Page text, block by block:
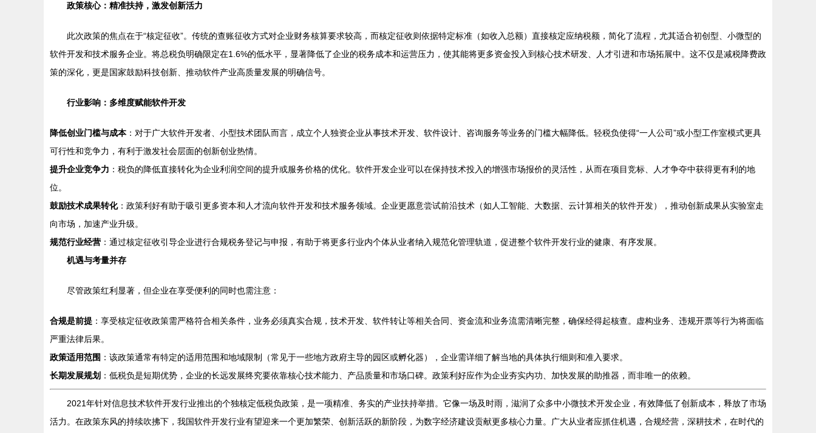
政策核心：精准扶持，激发创新活力
此次政策的焦点在于“核定征收”。传统的查账征收方式对企业财务核算要求较高，而核定征收则依据特定标准（如收入总额）直接核定应纳税额，简化了流程，尤其适合初创型、小微型的
软件开发和技术服务企业。将总税负明确限定在1.6%的低水平，显著降低了企业的税务成本和运营压力，使其能将更多资金投入到核心技术研发、人才引进和市场拓展中。这不仅是减税降费政
策的深化，更是国家鼓励科技创新、推动软件产业高质量发展的明确信号。
行业影响：多维度赋能软件开发
降低创业门槛与成本：对于广大软件开发者、小型技术团队而言，成立个人独资企业从事技术开发、软件设计、咨询服务等业务的门槛大幅降低。轻税负使得“一人公司”或小型工作室模式更具
可行性和竞争力，有利于激发社会层面的创新创业热情。
提升企业竞争力 ：税负的降低直接转化为企业利润空间的提升或服务价格的优化。软件开发企业可以在保持技术投入的增强市场报价的灵活性，从而在项目竞标、人才争夺中获得更有利的地
位。
鼓励技术成果转化：政策利好有助于吸引更多资本和人才流向软件开发和技术服务领域。企业更愿意尝试前沿技术（如人工智能、大数据、云计算相关的软件开发），推动创新成果从实验室走
向市场，加速产业升级。
规范行业经营 ：通过核定征收引导企业进行合规税务登记与申报，有助于将更多行业内个体从业者纳入规范化管理轨道，促进整个软件开发行业的健康、有序发展。
机遇与考量并存
尽管政策红利显著，但企业在享受便利的同时也需注意：
合规是前提 ：享受核定征收政策需严格符合相关条件，业务必须真实合规，技术开发、软件转让等相关合同、资金流和业务流需清晰完整，确保经得起核查。虚构业务、违规开票等行为将面临
严重法律后果。
政策适用范围 ：该政策通常有特定的适用范围和地域限制（常见于一些地方政府主导的园区或孵化器），企业需详细了解当地的具体执行细则和准入要求。
长期发展规划 ：低税负是短期优势，企业的长远发展终究要依靠核心技术能力、产品质量和市场口碑。政策利好应作为企业夯实内功、加快发展的助推器，而非唯一的依赖。
2021年针对信息技术软件开发行业推出的个独核定低税负政策，是一项精准、务实的产业扶持举措。它像一场及时雨，滋润了众多中小微技术开发企业，有效降低了创新成本，释放了市场
活力。在政策东风的持续吹拂下，我国软件开发行业有望迎来一个更加繁荣、创新活跃的新阶段，为数字经济建设贡献更多核心力量。广大从业者应抓住机遇，合规经营，深耕技术，在时代的